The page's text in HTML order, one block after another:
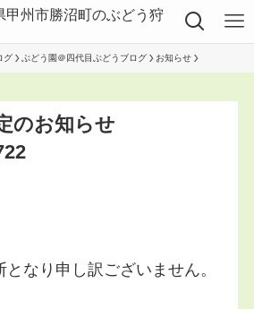
グ ぶどう園＠四代目ぶどうブログ お知らせ
のお知らせ
なり申し訳ございません。